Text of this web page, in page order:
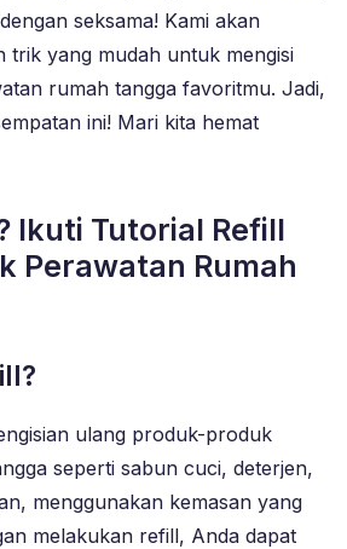
seksama! Kami akan
trik yang mudah untuk mengisi
rumah tangga favoritmu. Jadi,
ini! Mari kita hemat
Ikuti Tutorial Refill
Perawatan Rumah
ulang produk-produk
seperti sabun cuci, deterjen,
menggunakan kemasan yang
melakukan refill, Anda dapat